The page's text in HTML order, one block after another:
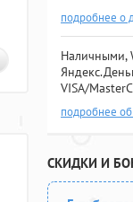
подробнее о
Наличными,
VISA/
подробнее
СКИДКИ И